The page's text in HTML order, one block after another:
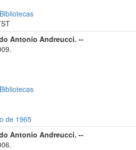
Antonio Andreucci. --
de 1965
Antonio Andreucci. --